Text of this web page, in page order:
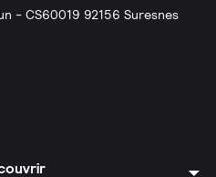
- CS60019 92156 Suresnes